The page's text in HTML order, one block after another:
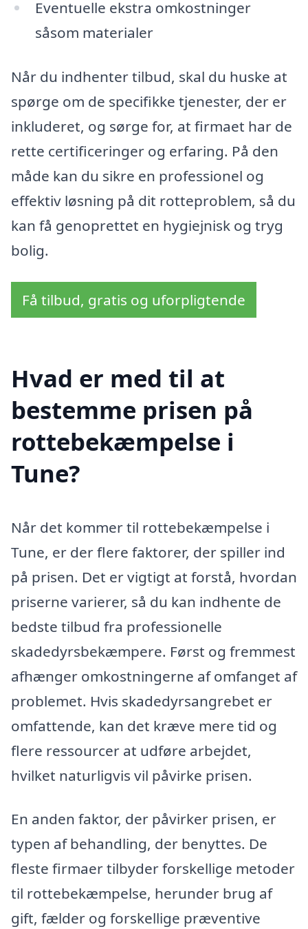
Eventuelle ekstra omkostninger
såsom materialer
Når du indhenter tilbud, skal du huske at
spørge om de specifikke tjenester, der er
inkluderet, og sørge for, at firmaet har de
rette certificeringer og erfaring. På den
måde kan du sikre en professionel og
effektiv løsning på dit rotteproblem, så du
kan få genoprettet en hygiejnisk og tryg
bolig.
Få tilbud, gratis og uforpligtende
Hvad er med til at
bestemme prisen på
rottebekæmpelse i
Tune?
Når det kommer til rottebekæmpelse i
Tune, er der flere faktorer, der spiller ind
på prisen. Det er vigtigt at forstå, hvordan
priserne varierer, så du kan indhente de
bedste tilbud fra professionelle
skadedyrsbekæmpere. Først og fremmest
afhænger omkostningerne af omfanget af
problemet. Hvis skadedyrsangrebet er
omfattende, kan det kræve mere tid og
flere ressourcer at udføre arbejdet,
hvilket naturligvis vil påvirke prisen.
En anden faktor, der påvirker prisen, er
typen af behandling, der benyttes. De
fleste firmaer tilbyder forskellige metoder
til rottebekæmpelse, herunder brug af
gift, fælder og forskellige præventive